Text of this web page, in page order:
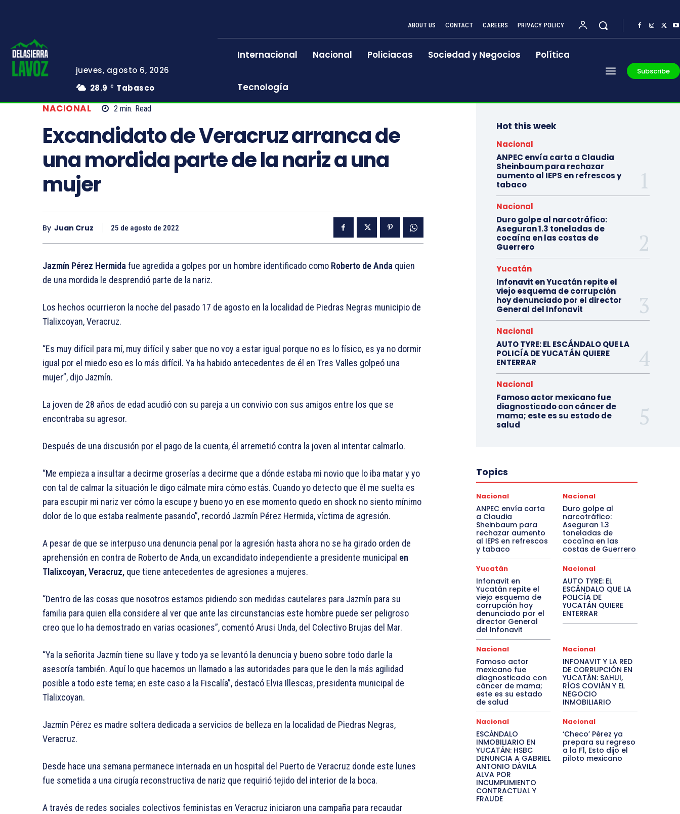
jueves, agosto 6, 2026
28.9
C Tabasco
ABOUT US CONTACT CAREERS PRIVACY POLICY
Internacional Nacional Policiacas Sociedad y Negocios Política
Tecnología
Subscribe
NACIONAL 2 min. Read
Excandidato de Veracruz arranca de
una mordida parte de la nariz a una
mujer
By Juan Cruz 25 de agosto de 2022
Jazmín Pérez Hermidafue agredida a golpes por un hombre identificado como Roberto de Anda quien
de una mordida le desprendió parte de la nariz.
Los hechos ocurrieron la noche del pasado 17 de agosto en la localidad de Piedras Negras municipio de
Tlalixcoyan, Veracruz.
“Es muy difícil para mí, muy difícil y saber que no voy a estar igual porque no es lo físico, es ya no dormir
igual por el miedo eso es lo más difícil. Ya ha habido antecedentes de él en Tres Valles golpeó una
mujer”, dijo Jazmín.
La joven de 28 años de edad acudió con su pareja a un convivio con sus amigos entre los que se
encontraba su agresor.
Después de una discusión por el pago de la cuenta, él arremetió contra la joven al intentar calmarlo.
“Me empieza a insultar a decirme groserías a decirme que a dónde estaba mi novio que lo iba matar y yo
con tal de calmar la situación le digo cálmate mira cómo estás. Cuando yo detecto que él me suelta es
para escupir mi nariz ver cómo la escupe y bueno yo en ese momento quedo en shock no siento mínimo
dolor de lo que estaba realmente pasando”, recordó Jazmín Pérez Hermida, víctima de agresión.
A pesar de que se interpuso una denuncia penal por la agresión hasta ahora no se ha girado orden de
aprehensión en contra de Roberto de Anda, un excandidato independiente a presidente municipal en
Tlalixcoyan, Veracruz, que tiene antecedentes de agresiones a mujeres.
“Dentro de las cosas que nosotros estamos pidiendo son medidas cautelares para Jazmín para su
familia para quien ella considere al ver que ante las circunstancias este hombre puede ser peligroso
creo que lo ha demostrado en varias ocasiones”, comentó Arusi Unda, del Colectivo Brujas del Mar.
“Ya la señorita Jazmín tiene su llave y todo ya se levantó la denuncia y bueno sobre todo darle la
asesoría también. Aquí lo que hacemos un llamado a las autoridades para que le den la más agilidad
posible a todo este tema; en este caso a la Fiscalía”, destacó Elvia Illescas, presidenta municipal de
Tlalixcoyan.
Jazmín Pérez es madre soltera dedicada a servicios de belleza en la localidad de Piedras Negras,
Veracruz.
Desde hace una semana permanece internada en un hospital del Puerto de Veracruz donde este lunes
fue sometida a una cirugía reconstructiva de nariz que requirió tejido del interior de la boca.
A través de redes sociales colectivos feministas en Veracruz iniciaron una campaña para recaudar
Hot this week
Nacional
ANPEC envía carta a Claudia
Sheinbaum para rechazar
aumento al IEPS en refrescos y
tabaco
Nacional
Duro golpe al narcotráfico:
Aseguran 1.3 toneladas de
cocaína en las costas de
Guerrero
Yucatán
Infonavit en Yucatán repite el
viejo esquema de corrupción
hoy denunciado por el director
General del Infonavit
Nacional
AUTO TYRE: EL ESCÁNDALO QUE LA
POLICÍA DE YUCATÁN QUIERE
ENTERRAR
Nacional
Famoso actor mexicano fue
diagnosticado con cáncer de
mama; este es su estado de
salud
Topics
Nacional
ANPEC envía carta
a Claudia
Sheinbaum para
rechazar aumento
al IEPS en refrescos
y tabaco
Nacional
Duro golpe al
narcotráfico:
Aseguran 1.3
toneladas de
cocaína en las
costas de Guerrero
Yucatán
Infonavit en
Yucatán repite el
viejo esquema de
corrupción hoy
denunciado por el
director General
del Infonavit
Nacional
AUTO TYRE: EL
ESCÁNDALO QUE LA
POLICÍA DE
YUCATÁN QUIERE
ENTERRAR
Nacional
Famoso actor
mexicano fue
diagnosticado con
cáncer de mama;
este es su estado
de salud
Nacional
INFONAVIT Y LA RED
DE CORRUPCIÓN EN
YUCATÁN: SAHUI,
RÍOS COVIÁN Y EL
NEGOCIO
INMOBILIARIO
Nacional
ESCÁNDALO
INMOBILIARIO EN
YUCATÁN: HSBC
DENUNCIA A GABRIEL
ANTONIO DÁVILA
ALVA POR
INCUMPLIMIENTO
CONTRACTUAL Y
FRAUDE
Nacional
‘Checo’ Pérez ya
prepara su regreso
a la F1, Esto dijo el
piloto mexicano